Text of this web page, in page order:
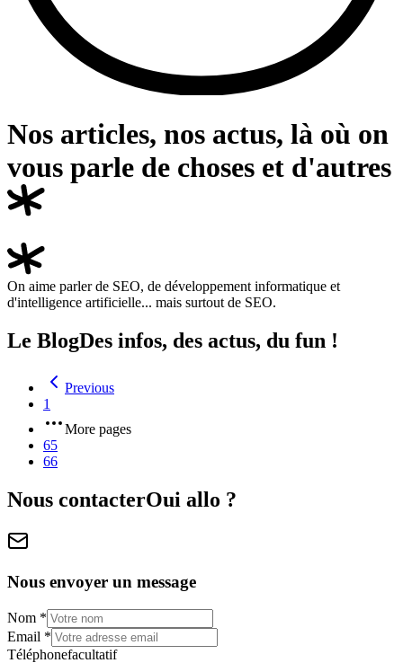
Nos articles, nos actus, là où on
vous parle de choses et d'autres
On aime parler de SEO, de développement informatique et
d'intelligence artificielle... mais surtout de SEO.
Le BlogDes infos, des actus, du fun !
Previous
1
More pages
65
66
Nous contacterOui allo ?
Nous envoyer un message
Nom *
Email *
Téléphonefacultatif